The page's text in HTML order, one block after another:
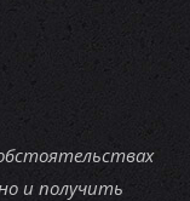
и получить